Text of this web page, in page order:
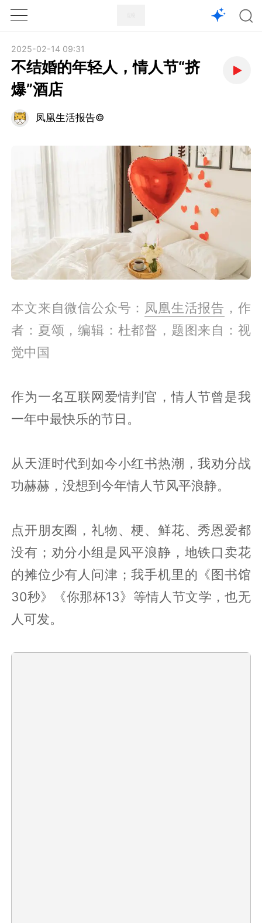
1X
2025-02-14 09:31
不结婚的年轻人，情人节“挤
爆”酒店
凤凰生活报告©
本文来自微信公众号： 凤凰生活报告 ，作
者：夏颂，编辑：杜都督，题图来自：视
觉中国
作为一名互联网爱情判官，情人节曾是我
一年中最快乐的节日。
从天涯时代到如今小红书热潮，我劝分战
功赫赫，没想到今年情人节风平浪静。
点开朋友圈，礼物、梗、鲜花、秀恩爱都
没有；劝分小组是风平浪静，地铁口卖花
的摊位少有人问津；我手机里的《图书馆
30秒》《你那杯13》等情人节文学，也无
人可发。